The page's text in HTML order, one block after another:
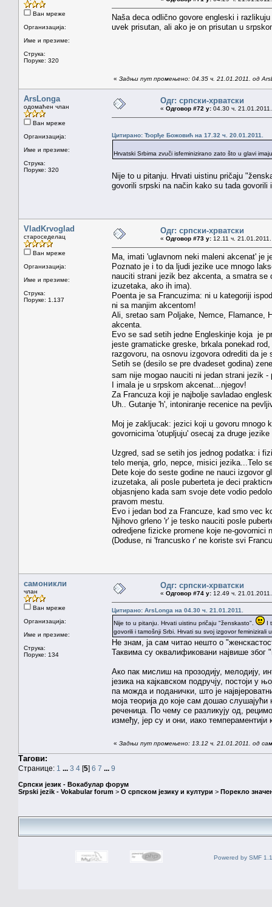
Ван мреже
Организација:
Име и презиме:
Струка:
Поруке: 320
Naša deca odlično govore engleski i
uvek prisutan, ali ako je on prisutan u
« Задњи пут промењено: 04.35 ч. 21.01.2011. од
ArsLonga
одомаћен члан
Ван мреже
Организација:
Име и презиме:
Струка:
Поруке: 320
Одг: српски-хрватски
« Одговор #72 у: 04.30 ч.
Цитирано: Ђорђе Божовић на 17.32 ч. 20.01.2011.
Hrvatski Srbima zvuči isfeminizirano zato što u glavi
Nije to u pitanju. Hrvati uistinu pričaju
govorili srpski na način kako su tada
VladKrvoglad
староседелац
Ван мреже
Организација:
Име и презиме:
Струка:
Поруке: 1.137
Одг: српски-хрватски
« Одговор #73 у: 12.11 ч.
Ma, imati 'uglavnom neki maleni akcenat' je
Poznato je i to da ljudi jezike uce mnogo
nauciti strani jezik bez akcenta, a smatra se
izuzetaka, ako ih ima).
Poenta je sa Francuzima: ni u kategoriji
ni sa manjim akcentom!
Ali, sretao sam Poljake, Nemce, Flamance,
akcenta.
Evo se sad setih jedne Engleskinje koja je
jeste gramaticke greske, brkala ponekad
razgovoru, na osnovu izgovora odrediti da je
Setih se (desilo se pre dvadeset godina)
sam nije mogao nauciti ni jedan strani jezik
I imala je u srpskom akcenat...njegov!
Za Francuza koji je najbolje savladao
Uh.. Gutanje 'h', intoniranje recenice na
Moj je zakljucak: jezici koji u govoru mnogo
govornicima 'otupljuju' osecaj za druge
Uzgred, sad se setih jos jednog podatka: i
telo menja, grlo, nepce, misici jezika...Telo
Dete koje do seste godine ne nauci izgovor
izuzetaka, ali posle puberteta je deci
objasnjeno kada sam svoje dete vodio
pravom mestu.
Evo i jedan bod za Francuze, kad smo vec
Njihovo grleno 'r' je tesko nauciti posle
odredjene fizicke promene koje ne-govornici
(Doduse, ni 'francusko r' ne koriste svi
самоникли
члан
Ван мреже
Организација:
Име и презиме:
Струка:
Поруке: 134
Одг: српски-хрватски
« Одговор #74 у: 12.49 ч.
Цитирано: ArsLonga на 04.30 ч. 21.01.2011.
Nije to u pitanju. Hrvati uistinu pričaju "ženskasto".
I
govorili i tamošnji Srbi. Hrvati su svoj izgovor feminizirali
Не знам, ја сам читао нешто о
Таквима су оквалификовани највише због
Ако пак мислиш на прозодију, мелодију,
језика на кајкавском подручју, постоји
па можда и поданички, што је
моја теорија до које сам дошао
реченица. По чему се разликују од,
између, јер су и они, иако
« Задњи пут промењено: 13.12 ч. 21.01.2011. од
Тагови:
Странице: 1 ... 3 4 [5] 6 7 ... 9
Српски језик - Вокабулар форум
Srpski jezik - Vokabular forum > О српском језику и култури > Порекло
Powered by SMF